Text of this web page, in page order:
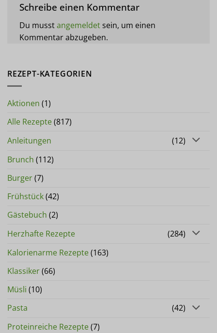
Schreibe einen Kommentar
Du musstangemeldetsein, um einen
Kommentar abzugeben.
REZEPT-KATEGORIEN
Aktionen (1)
Alle Rezepte(817)
Anleitungen
(12)
Brunch (112)
Burger(7)
Frühstück(42)
Gästebuch (2)
Herzhafte Rezepte
(284)
Kalorienarme Rezepte(163)
Klassiker(66)
Müsli (10)
Pasta
(42)
Proteinreiche Rezepte(7)